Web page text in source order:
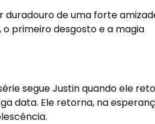
duradouro de uma forte
primeiro desgosto e a magia
segue Justin quando ele
data. Ele retorna, na